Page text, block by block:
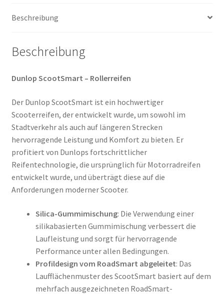
Beschreibung
Beschreibung
Dunlop ScootSmart – Rollerreifen
Der Dunlop ScootSmart ist ein hochwertiger
Scooterreifen, der entwickelt wurde, um sowohl im
Stadtverkehr als auch auf längeren Strecken
hervorragende Leistung und Komfort zu bieten. Er
profitiert von Dunlops fortschrittlicher
Reifentechnologie, die ursprünglich für Motorradreifen
entwickelt wurde, und überträgt diese auf die
Anforderungen moderner Scooter.
Silica-Gummimischung: Die Verwendung einer
silikabasierten Gummimischung verbessert die
Laufleistung und sorgt für hervorragende
Performance unter allen Bedingungen.
Profildesign vom RoadSmart abgeleitet: Das
Laufflächenmuster des ScootSmart basiert auf dem
mehrfach ausgezeichneten RoadSmart-